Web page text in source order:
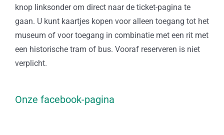
knop linksonder om direct naar de ticket-pagina te
gaan. U kunt kaartjes kopen voor alleen toegang tot het
museum of voor toegang in combinatie met een rit met
een historische tram of bus. Vooraf reserveren is niet
verplicht.
Onze facebook-pagina